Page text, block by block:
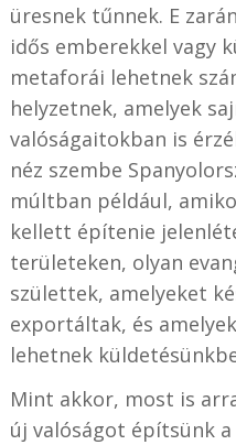
üresnek tűnnek. E
idős emberekkel vagy
metaforái lehetnek
helyzetnek, amelyek
valóságaitokban is
néz szembe
múltban például,
kellett építenie
területeken, olyan
születtek, amelyeket
exportáltak, és
lehetnek
Mint akkor, most is
új valóságot építsünk